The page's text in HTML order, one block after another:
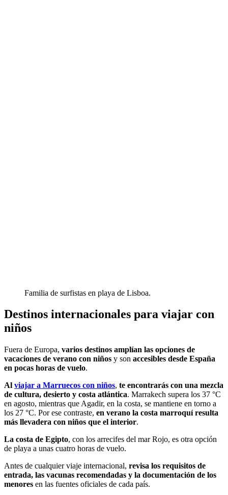
Familia de surfistas en playa de Lisboa.
Destinos internacionales para viajar con
niños
Fuera de Europa, varios destinos amplían las opciones de
vacaciones de verano con niños y son accesibles desde España
en pocas horas de vuelo.
Al viajar a Marruecos con niños, te encontrarás con una mezcla
de cultura, desierto y costa atlántica. Marrakech supera los 37 °C
en agosto, mientras que Agadir, en la costa, se mantiene en torno a
los 27 °C. Por ese contraste, en verano la costa marroquí resulta
más llevadera con niños que el interior.
La costa de Egipto, con los arrecifes del mar Rojo, es otra opción
de playa a unas cuatro horas de vuelo.
Antes de cualquier viaje internacional, revisa los requisitos de
entrada, las vacunas recomendadas y la documentación de los
menores en las fuentes oficiales de cada país.